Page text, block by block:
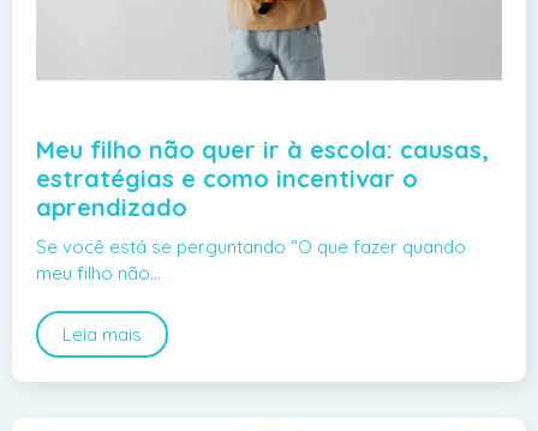
Meu filho não quer ir à escola: causas,
estratégias e como incentivar o
aprendizado
Se você está se perguntando “O que fazer quando
meu filho não…
Leia mais